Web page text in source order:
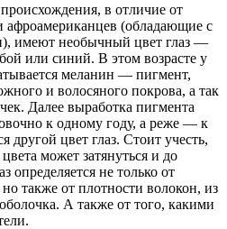
в отличие от
афроамериканцев (обладающие с
имеют необычный цвет глаз —
или синий. В этом возрасте у
меланин — пигмент,
и волосяного покрова, а так
Далее выработка пигмента
к одному году, а реже — к
другой цвет глаз. Стоит учесть,
может затянуться и до
определяется не только от
также от плотности волокон, из
А также от того, какими